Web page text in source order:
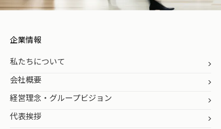
企業情報
私たちについて
会社概要
経営理念・グループビジョン
代表挨拶